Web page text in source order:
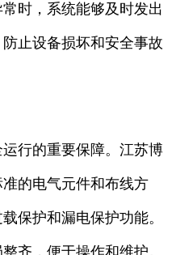
时，系统能够及时发出
止设备损坏和安全事故
行的重要保障。江苏博
的电气元件和布线方
保护和漏电保护功能。
齐，便于操作和维护。